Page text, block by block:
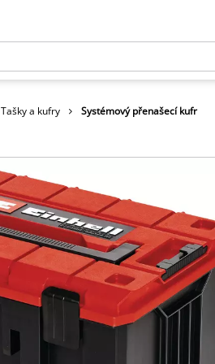
Tašky a kufry Systémový přenašecí kufr